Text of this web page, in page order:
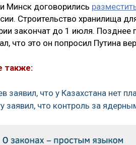
Минск договорились
Строительство хранилища
закончат до 1 июля.
что это он попросил Путина
также:
заявил, что у Казахстана нет
заявил, что контроль за